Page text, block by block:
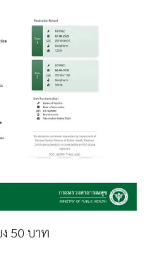
50 บาท